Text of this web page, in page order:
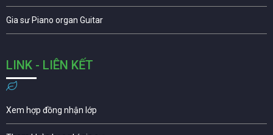
Gia sư Piano organ Guitar
LINK - LIÊN KẾT
Xem hợp đồng nhận lớp